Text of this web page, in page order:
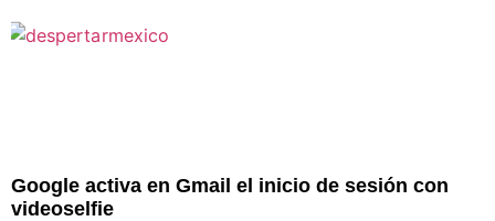
Google activa en Gmail el inicio de sesión con
videoselfie